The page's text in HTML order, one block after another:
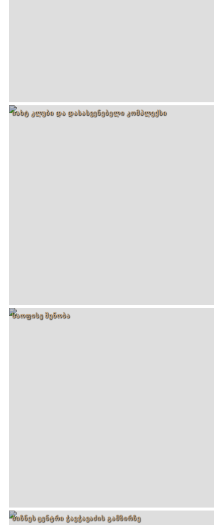
ᲘᲐᲮᲢ ᲙᲚᲣᲑᲘ ᲓᲐ ᲓᲐᲡᲐᲡᲕᲔᲜᲔᲑᲔᲚᲘ ᲙᲝᲛᲞᲚᲔᲥᲡᲘ
ᲡᲐᲝᲤᲘᲡᲔ ᲨᲔᲜᲝᲑᲐ
ᲑᲘᲖᲜᲔᲡ ᲪᲔᲜᲢᲠᲘ ᲭᲐᲕᲭᲐᲕᲐᲫᲘᲡ ᲒᲐᲛᲖᲘᲠᲖᲔ